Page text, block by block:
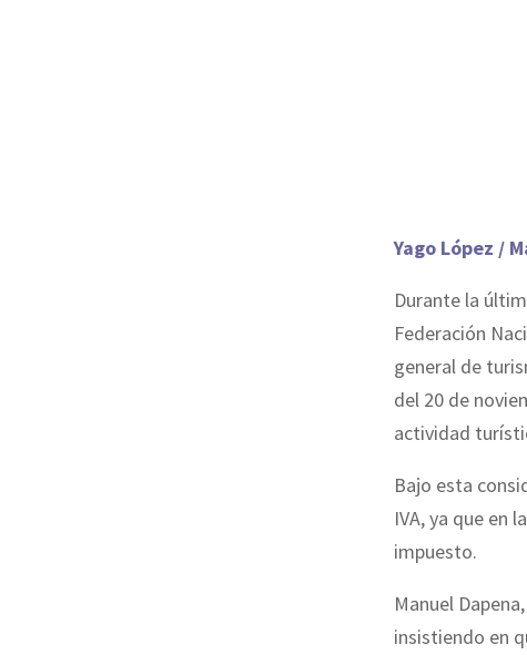
Yago López /
Durante la
Federación
general de
del 20 de
actividad
Bajo esta
IVA, ya que en
impuesto.
Manuel
insistiendo en